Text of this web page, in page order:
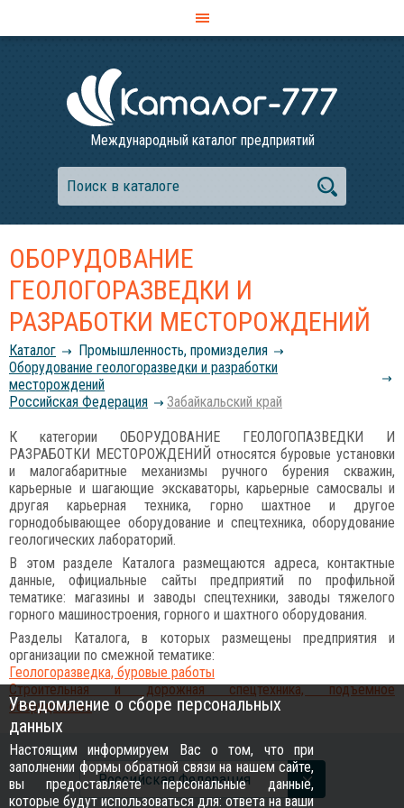
Международный каталог предприятий
ОБОРУДОВАНИЕ
ГЕОЛОГОРАЗВЕДКИ И
РАЗРАБОТКИ МЕСТОРОЖДЕНИЙ
Каталог
Промышленность, промизделия
Оборудование геологоразведки и разработки
месторождений
Российcкая Федерация
Забайкальский край
К категории ОБОРУДОВАНИЕ ГЕОЛОГОПАЗВЕДКИ И
РАЗРАБОТКИ МЕСТОРОЖДЕНИЙ относятся буровые установки
и малогабаритные механизмы ручного бурения скважин,
карьерные и шагающие экскаваторы, карьерные самосвалы и
другая карьерная техника, горно шахтное и другое
горнодобывающее оборудование и спецтехника, оборудование
геологических лабораторий.
В этом разделе Каталога размещаются адреса, контактные
данные, официальные сайты предприятий по профильной
тематике: магазины и заводы спецтехники, заводы тяжелого
горного машиностроения, горного и шахтного оборудования.
Разделы Каталога, в которых размещены предприятия и
организации по смежной тематике:
Геологоразведка, буровые работы
Строительная и дорожная спецтехника, подъемное
оборудование
Российcкая Федерация
Уведомление о сборе персональных
данных
Настоящим информируем Вас о том, что при
заполнении формы обратной связи на нашем сайте,
вы предоставляете персональные данные,
которые будут использоваться для: ответа на ваши